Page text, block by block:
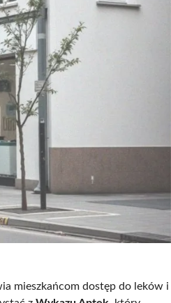
mieszkańcom dostęp do leków i